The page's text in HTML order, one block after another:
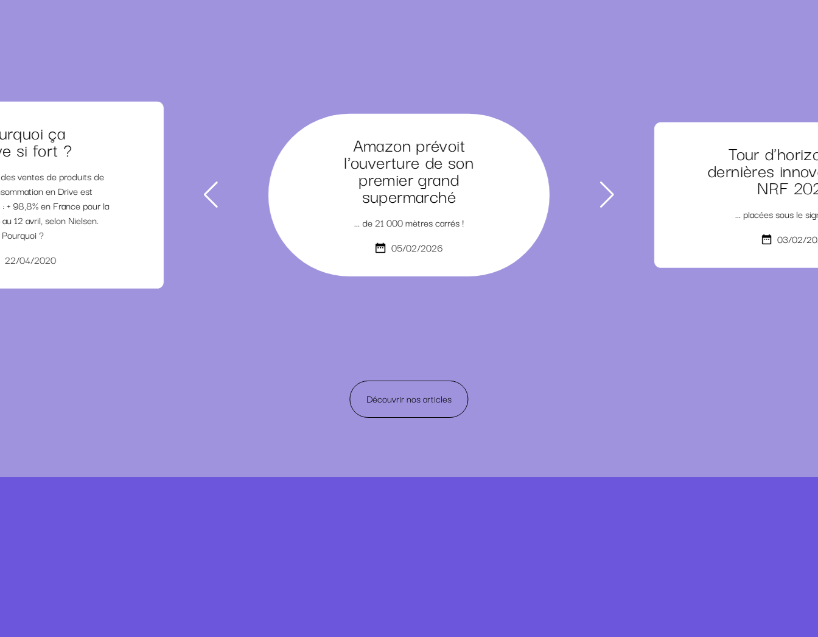
ça
si fort ?
ventes de produits de
en Drive est
+ 98,8% en France pour la
12 avril, selon Nielsen.
Pourquoi ?
22/04/2020
Amazon prévoit
l'ouverture de son
premier grand
supermarché
... de 21 000 mètres carrés !
05/02/2026
Tour
dernières
NRF
... placées sous le
03/02/
Découvrir nos articles